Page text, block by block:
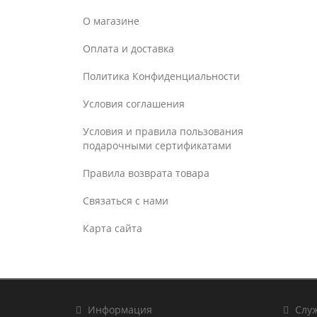
О магазине
Оплата и доставка
Политика Конфиденциальности
Условия соглашения
Условия и правила пользования
подарочными сертификатами
Правила возврата товара
Связаться с нами
Карта сайта
Информация